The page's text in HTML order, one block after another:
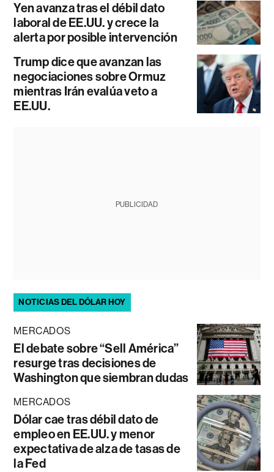
Yen avanza tras el débil dato
laboral de EE.UU. y crece la
alerta por posible intervención
Trump dice que avanzan las
negociaciones sobre Ormuz
mientras Irán evalúa veto a
EE.UU.
PUBLICIDAD
NOTICIAS DEL DÓLAR HOY
MERCADOS
El debate sobre “Sell América”
resurge tras decisiones de
Washington que siembran dudas
MERCADOS
Dólar cae tras débil dato de
empleo en EE.UU. y menor
expectativa de alza de tasas de
la Fed